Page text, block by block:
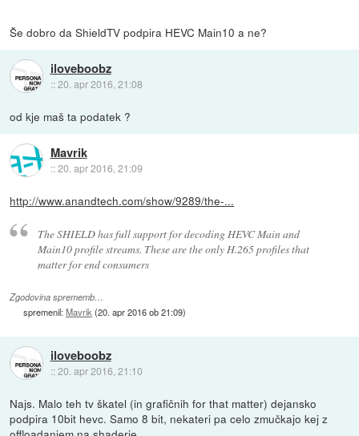
Še dobro da ShieldTV podpira HEVC Main10 a ne?
iloveboobz
::20. apr 2016, 21:08
od kje maš ta podatek ?
Mavrik
::20. apr 2016, 21:09
http://www.anandtech.com/show/9289/the-...
The SHIELD has full support for decoding HEVC Main and
Main10 profile streams. These are the only H.265 profiles that
matter for end consumers
Zgodovina sprememb…
spremenil:Mavrik (20. apr 2016 ob 21:09)
iloveboobz
::20. apr 2016, 21:10
Najs. Malo teh tv škatel (in grafičnih for that matter) dejansko
podpira 10bit hevc. Samo 8 bit, nekateri pa celo zmučkajo kej z